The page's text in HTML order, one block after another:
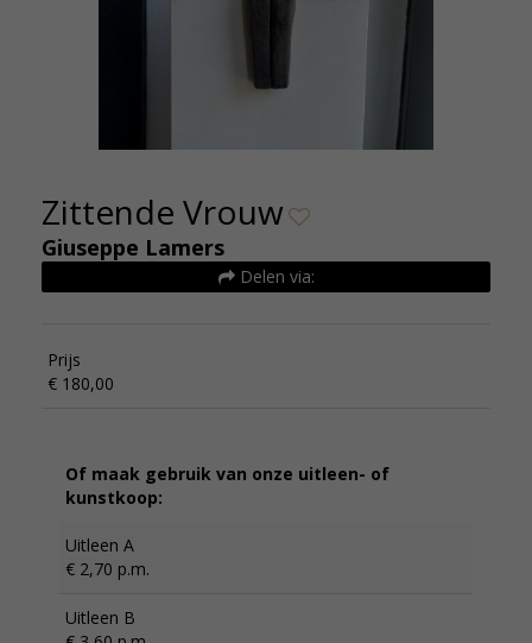
Zittende Vrouw
Giuseppe Lamers
Delen via:
Prijs
€ 180,00
Of maak gebruik van onze uitleen- of
kunstkoop:
Uitleen A
€ 2,70 p.m.
Uitleen B